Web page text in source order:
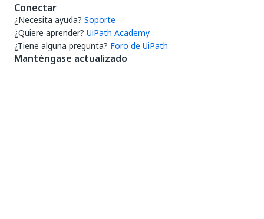
Conectar
¿Necesita ayuda? Soporte
¿Quiere aprender? UiPath Academy
¿Tiene alguna pregunta? Foro de UiPath
Manténgase actualizado